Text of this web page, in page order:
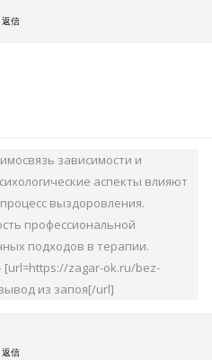
返信
зависимости и
аспекты влияют
выздоровления.
профессиональной
подходов в терапии.
zagar-ok.ru/bez-
из запоя[/url]
返信